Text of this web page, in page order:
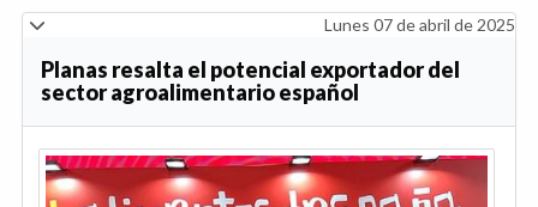
Lunes 07 de abril de 2025
Planas resalta el potencial exportador del
sector agroalimentario español